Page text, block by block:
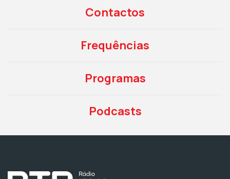
Contactos
Frequências
Programas
Podcasts